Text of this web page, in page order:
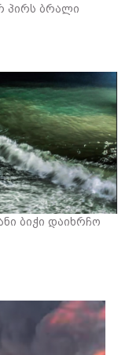
პირს ბრალი
ბიჭი დაიხრჩო